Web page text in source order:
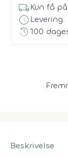
local_shippingKun få
schedule
history100
Beskrivelse